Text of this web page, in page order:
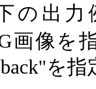
の出力
画像を
を